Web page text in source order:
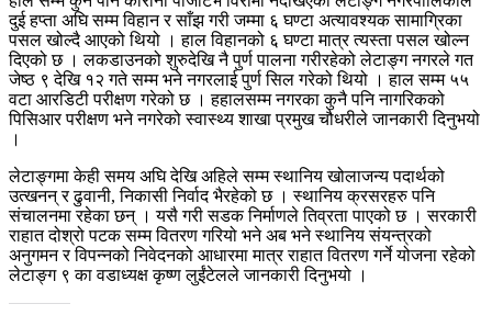
दुई हप्ता अघि सम्म विहान र साँझ गरी जम्मा ६ घण्टा अत्यावश्यक सामाग्रिका
पसल खोल्दै आएको थियो । हाल विहानको ६ घण्टा मात्र त्यस्ता पसल खोल्न
दिएको छ । लकडाउनको शुरुदेखि नै पुर्ण पालना गरीरहेको लेटाङ्ग नगरले गत
जेष्ठ ९ देखि १२ गते सम्म भने नगरलाई पुर्ण सिल गरेको थियो । हाल सम्म ५५
वटा आरडिटी परीक्षण गरेको छ । हहालसम्म नगरका कुनै पनि नागरिकको
पिसिआर परीक्षण भने नगरेको स्वास्थ्य शाखा प्रमुख चौधरीले जानकारी दिनुभयो
।
लेटाङ्गमा केही समय अघि देखि अहिले सम्म स्थानिय खोलाजन्य पदार्थको
उत्खनन् र ढुवानी, निकासी निर्वाद भैरहेको छ । स्थानिय क्रसरहरु पनि
संचालनमा रहेका छन् । यसै गरी सडक निर्माणले तिव्रता पाएको छ । सरकारी
राहात दोश्रो पटक सम्म वितरण गरियो भने अब भने स्थानिय संयन्त्रको
अनुगमन र विपन्नको निवेदनको आधारमा मात्र राहात वितरण गर्ने योजना रहेको
लेटाङ्ग ९ का वडाध्यक्ष कृष्ण लुईंटेलले जानकारी दिनुभयो ।